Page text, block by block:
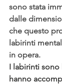
sono stata
dalle
che questo
labirinti
in opera.
I labirinti sono
hanno